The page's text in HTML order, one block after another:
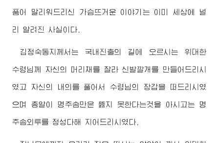
품어 말리워드리신 가슴뜨거운 이야기는 이미 세상에 널
리 알려진 사실이다.
김정숙동지 께서는 국내진출의 길에 오르시는 위대한
수령님 께 자신의 머리채를 잘라 신발깔개를 만들어드리시
였고 자신의 내의를 풀어서 수령님의 장갑을 떠드리시였
으며 총알이 명주솜만은 뚫지 못한다는것을 아시고는 명
주솜외투를 정성다해 지어드리시였다.